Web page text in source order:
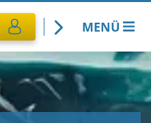
MENÜ
Kötelező biztosítás
Utasbiztosítás